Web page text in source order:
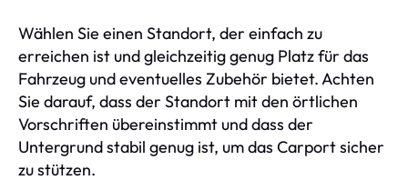
Wählen Sie einen Standort, der einfach zu
erreichen ist und gleichzeitig genug Platz für das
Fahrzeug und eventuelles Zubehör bietet. Achten
Sie darauf, dass der Standort mit den örtlichen
Vorschriften übereinstimmt und dass der
Untergrund stabil genug ist, um das Carport sicher
zu stützen.